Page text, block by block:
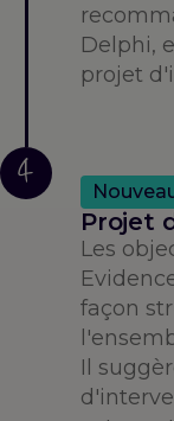
Delphi,
projet
4
Projet
Les
façon
Il